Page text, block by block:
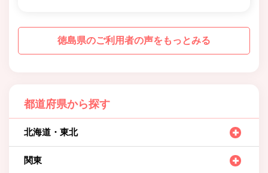
徳島県のご利用者の声をもっとみる
都道府県から探す
北海道・東北
関東